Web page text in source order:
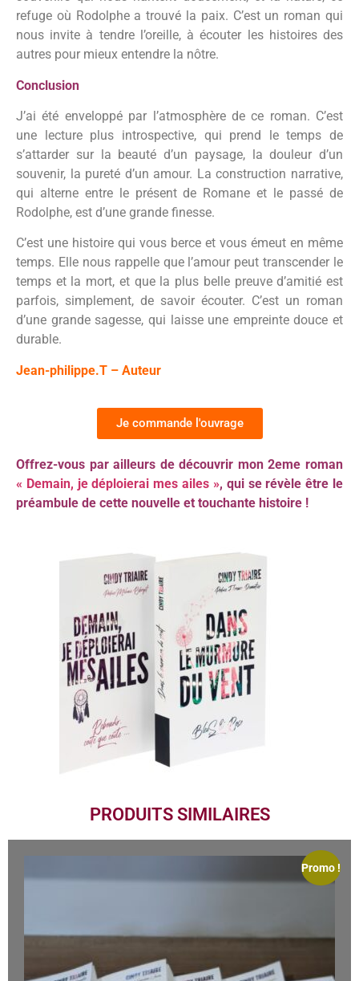
refuge où Rodolphe a trouvé la paix. C’est un roman qui
nous invite à tendre l’oreille, à écouter les histoires des
autres pour mieux entendre la nôtre.
Conclusion
J’ai été enveloppé par l’atmosphère de ce roman. C’est
une lecture plus introspective, qui prend le temps de
s’attarder sur la beauté d’un paysage, la douleur d’un
souvenir, la pureté d’un amour. La construction narrative,
qui alterne entre le présent de Romane et le passé de
Rodolphe, est d’une grande finesse.
C’est une histoire qui vous berce et vous émeut en même
temps. Elle nous rappelle que l’amour peut transcender le
temps et la mort, et que la plus belle preuve d’amitié est
parfois, simplement, de savoir écouter. C’est un roman
d’une grande sagesse, qui laisse une empreinte douce et
durable.
Jean-philippe.T – Auteur
Je commande l'ouvrage
Offrez-vous par ailleurs de découvrir mon 2eme roman
« Demain, je déploierai mes ailes », qui se révèle être le
préambule de cette nouvelle et touchante histoire !
PRODUITS SIMILAIRES
Promo !